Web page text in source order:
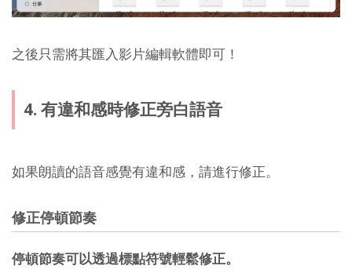
之後只需將其匯入影片編輯軟體即可！
4. 有違和感時修正旁白語音
如果朗讀的語音感覺有違和感，請進行修正。
修正停頓節奏
停頓節奏可以透過標點符號輕鬆修正。